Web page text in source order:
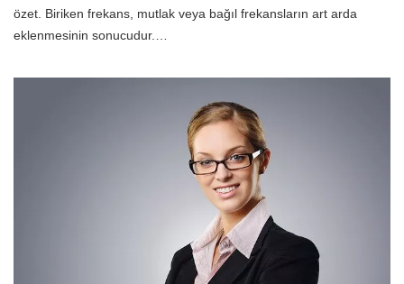
özet. Biriken frekans, mutlak veya bağıl frekansların art arda
eklenmesinin sonucudur.…